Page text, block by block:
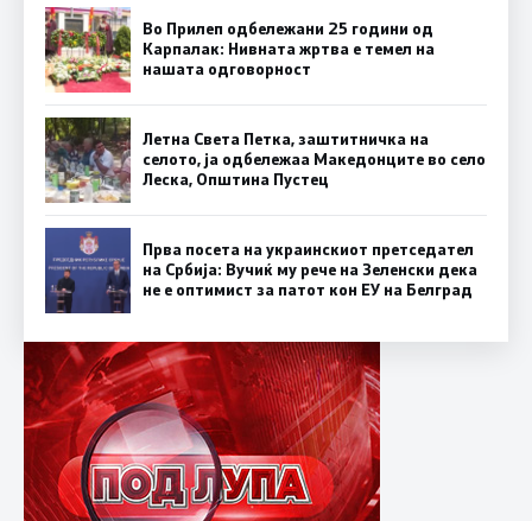
Во Прилеп одбележани 25 години од
Карпалак: Нивната жртва е темел на
нашата одговорност
Летна Света Петка, заштитничка на
селото, ја одбележаа Македонците во село
Леска, Општина Пустец
Прва посета на украинскиот претседател
на Србија: Вучиќ му рече на Зеленски дека
не е оптимист за патот кон ЕУ на Белград